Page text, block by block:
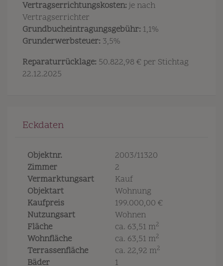
Vertragserrichtungskosten: je nach
Vertragserrichter
Grundbucheintragungsgebühr: 1,1%
Grunderwerbsteuer: 3,5%
Reparaturrücklage: 50.822,98 € per Stichtag
22.12.2025
Eckdaten
Objektnr.
2003/11320
Zimmer
2
Vermarktungsart
Kauf
Objektart
Wohnung
Kaufpreis
199.000,00 €
Nutzungsart
Wohnen
Fläche
ca. 63,51 m2
Wohnfläche ca. 63,51 m2
Terrassenfläche ca. 22,92 m2
Bäder
1